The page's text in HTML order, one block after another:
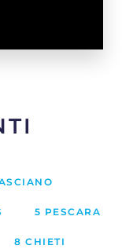
5 PESCARA
8 CHIETI